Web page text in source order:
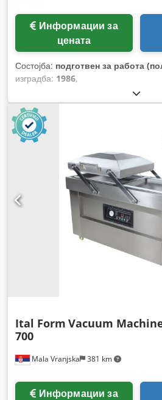
цената
Состојба: подготвен за работа
изградба: 1986,
Mala Vranjska 381 km
Ital Form Vacuum
700